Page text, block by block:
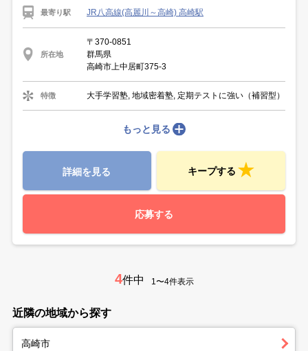
最寄り駅 JR八高線(高麗川～高崎) 高崎駅
所在地
〒370-0851
群馬県
高崎市上中居町375-3
特徴 大手学習塾, 地域密着塾, 定期テストに強い（補習型）
もっと見る
詳細を見る キープする
応募する
4件中 1〜4件表示
近隣の地域から探す
高崎市